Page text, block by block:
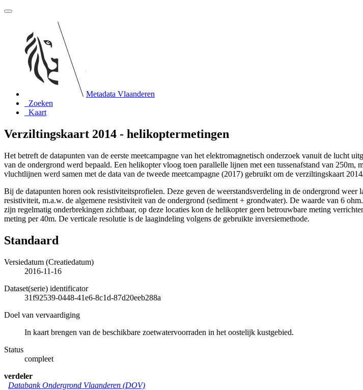
Metadata Vlaanderen
Zoeken
Kaart
Verziltingskaart 2014 - helikoptermetingen
Het betreft de datapunten van de eerste meetcampagne van het elektromagnetisch onderzoek vanuit de lucht
van de ondergrond werd bepaald. Een helikopter vloog toen parallelle lijnen met een tussenafstand van
vluchtlijnen werd samen met de data van de tweede meetcampagne (2017) gebruikt om de verziltingskaart
Bij de datapunten horen ook resistiviteitsprofielen. Deze geven de weerstandsverdeling in de ondergrond
resistiviteit, m.a.w. de algemene resistiviteit van de ondergrond (sediment + grondwater). De waarde van 6
zijn regelmatig onderbrekingen zichtbaar, op deze locaties kon de helikopter geen betrouwbare meting
meting per 40m. De verticale resolutie is de laagindeling volgens de gebruikte inversiemethode.
Standaard
Versiedatum (Creatiedatum)
2016-11-16
Dataset(serie) identificator
31f92539-0448-41e6-8c1d-87d20eeb288a
Doel van vervaardiging
In kaart brengen van de beschikbare zoetwatervoorraden in het oostelijk kustgebied.
Status
compleet
verdeler
Databank Ondergrond Vlaanderen (DOV)